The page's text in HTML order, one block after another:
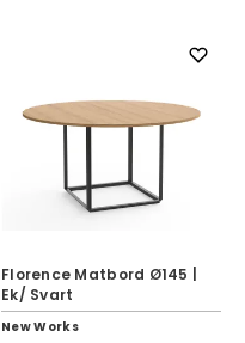
Florence Matbord Ø145 |
Ek/ Svart
New Works